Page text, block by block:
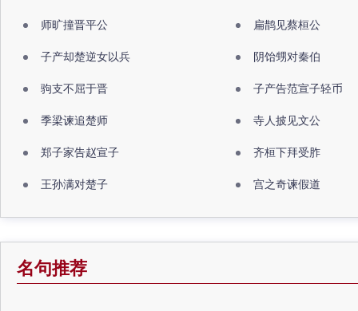
师旷撞晋平公 扁鹊见蔡桓公
子产却楚逆女以兵 阴饴甥对秦伯
驹支不屈于晋 子产告范宣子轻币
季梁谏追楚师 寺人披见文公
郑子家告赵宣子 齐桓下拜受胙
王孙满对楚子 宫之奇谏假道
名句推荐